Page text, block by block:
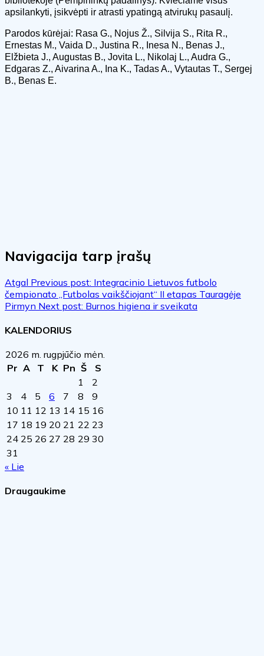
apsilankyti, įsikvėpti ir atrasti ypatingą atvirukų pasaulį.
Parodos kūrėjai: Rasa G., Nojus Ž., Silvija S., Rita R.,
Ernestas M., Vaida D., Justina R., Inesa N., Benas J.,
Elžbieta J., Augustas B., Jovita L., Nikolaj L., Audra G.,
Edgaras Z., Aivarina A., Ina K., Tadas A., Vytautas T., Sergej
B., Benas E.
Navigacija tarp įrašų
Atgal Previous post: Integracinio Lietuvos futbolo
čempionato „Futbolas vaikščiojant“ II etapas Tauragėje
Pirmyn Next post: Burnos higiena ir sveikata
KALENDORIUS
2026 m. rugpjūčio mėn.
Pr A T K Pn Š
S
1
2
3
4 5 6 7 8
9
10 11 12 13 14 15 16
17 18 19 20 21 22 23
24 25 26 27 28 29 30
31
« Lie
Draugaukime